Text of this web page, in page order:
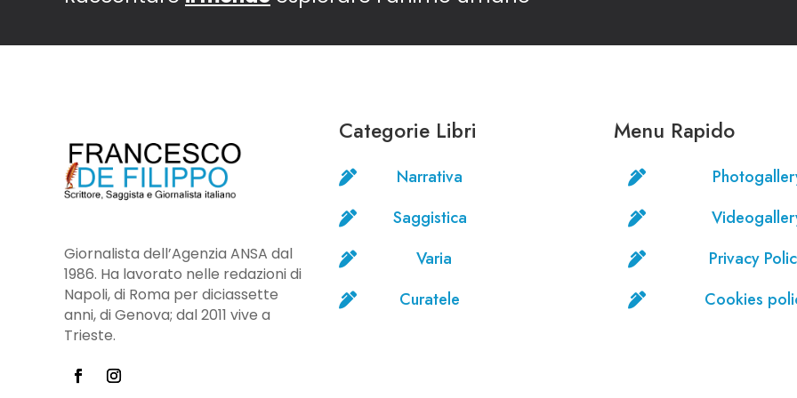
Giornalista dell’Agenzia ANSA dal
1986. Ha lavorato nelle redazioni di
Napoli, di Roma per diciassette
anni, di Genova; dal 2011 vive a
Trieste.
Categorie Libri
 Narrativa
 Saggistica
 Varia
 Curatele
Menu Rapido


 Privacy
 Cookies